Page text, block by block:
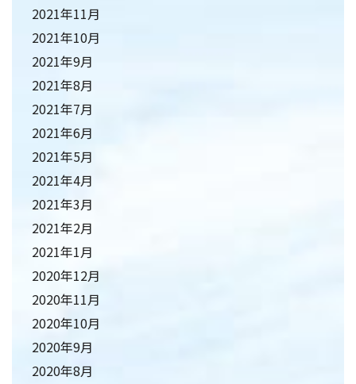
2021年11月
2021年10月
2021年9月
2021年8月
2021年7月
2021年6月
2021年5月
2021年4月
2021年3月
2021年2月
2021年1月
2020年12月
2020年11月
2020年10月
2020年9月
2020年8月